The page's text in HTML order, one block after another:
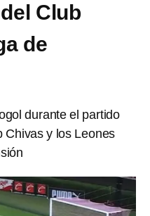
Club
de
durante el partido
Chivas y los Leones